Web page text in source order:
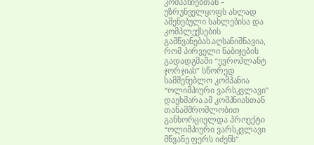
უზრუნველყოფს ახლად
აშენებული სახლებისა და
კომპლექსების
გამწვანებას.აღსანიშნავია,
რომ პირველი ნაბიჯების
გადადგმაში “ევროპლანტ
ჯორჯიას” სწორედ
სამშენებლო კომპანია
“ოლიმპიური ვარსკვლავი”
დაეხმარა.ამ კომპნიასთან
თანამშრომლობით
განხორციელდა პროექტი
“ოლიმპიური ვარსკვლავი
მწვანე ფერს იძენს”.